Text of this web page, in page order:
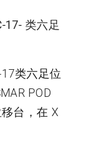
17- 类六足
17类六足位
POD
台，在 X